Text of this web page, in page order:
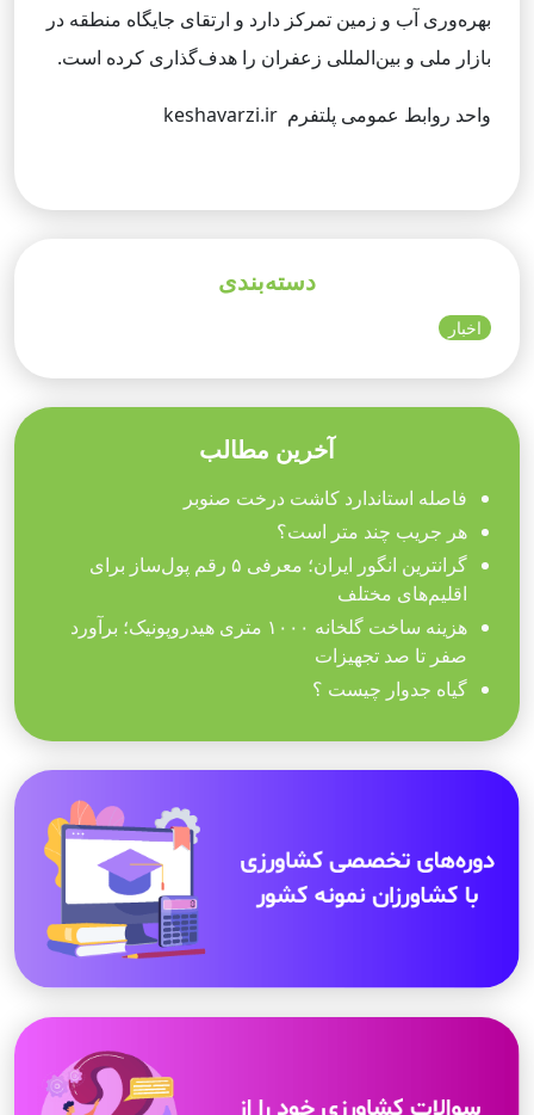
بهره‌وری آب و زمین تمرکز دارد و ارتقای جایگاه منطقه در
بازار ملی و بین‌المللی زعفران را هدف‌گذاری کرده است.
واحد روابط عمومی پلتفرم keshavarzi.ir
دسته‌بندی
اخبار
آخرین مطالب
فاصله استاندارد کاشت درخت صنوبر
هر جریب چند متر است؟
گرانترین انگور ایران؛ معرفی ۵ رقم پول‌ساز برای
اقلیم‌های مختلف
هزینه ساخت گلخانه ۱۰۰۰ متری هیدروپونیک؛ برآورد
صفر تا صد تجهیزات
گیاه جدوار چیست ؟